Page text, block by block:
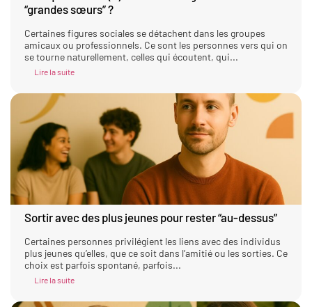
“grandes sœurs” ?
Certaines figures sociales se détachent dans les groupes
amicaux ou professionnels. Ce sont les personnes vers qui on
se tourne naturellement, celles qui écoutent, qui...
Lire la suite
Sortir avec des plus jeunes pour rester “au-dessus”
Certaines personnes privilégient les liens avec des individus
plus jeunes qu’elles, que ce soit dans l’amitié ou les sorties. Ce
choix est parfois spontané, parfois...
Lire la suite